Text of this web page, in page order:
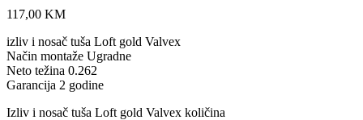
117,00 KM
izliv i nosač tuša Loft gold Valvex
Način montaže Ugradne
Neto težina 0.262
Garancija 2 godine
Izliv i nosač tuša Loft gold Valvex količina